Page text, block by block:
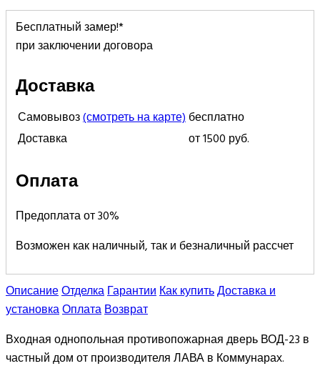
Бесплатный замер!*
при заключении договора
Доставка
Самовывоз(смотреть на карте)бесплатно
Доставка
от 1500 руб.
Оплата
Предоплата от 30%
Возможен как наличный, так и безналичный рассчет
ОписаниеОтделкаГарантииКак купитьДоставка и
установкаОплатаВозврат
Входная однопольная противопожарная дверь ВОД-23 в
частный дом от производителя ЛАВА в Коммунарах.